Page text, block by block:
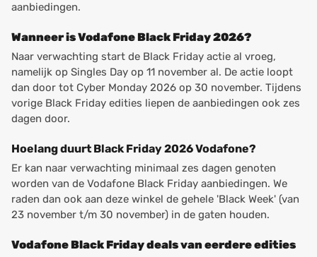
aanbiedingen.
Wanneer is Vodafone Black Friday 2026?
Naar verwachting start de Black Friday actie al vroeg,
namelijk op Singles Day op 11 november al. De actie loopt
dan door tot Cyber Monday 2026 op 30 november. Tijdens
vorige Black Friday edities liepen de aanbiedingen ook zes
dagen door.
Hoelang duurt Black Friday 2026 Vodafone?
Er kan naar verwachting minimaal zes dagen genoten
worden van de Vodafone Black Friday aanbiedingen. We
raden dan ook aan deze winkel de gehele 'Black Week' (van
23 november t/m 30 november) in de gaten houden.
Vodafone Black Friday deals van eerdere edities